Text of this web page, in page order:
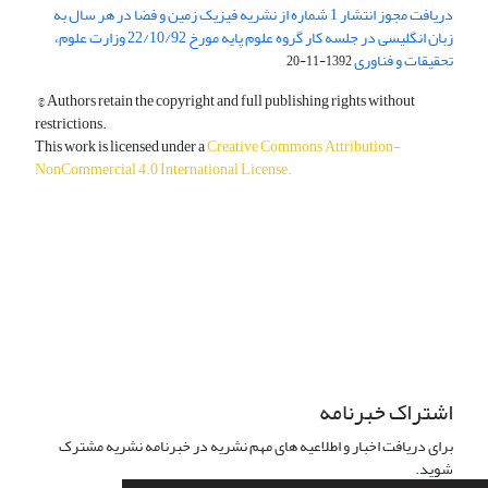
دریافت مجوز انتشار 1 شماره از نشریه فیزیک زمین و فضا در هر سال به
زبان انگلیسی در جلسه کار گروه علوم پایه مورخ 22/10/92 وزارت علوم،
تحقیقات و فناوری1392-11-20
© Authors retain the copyright and full publishing rights without
restrictions.
This work is licensed under aCreative Commons Attribution-
NonCommercial 4.0 International License.
اشتراک خبرنامه
برای دریافت اخبار و اطلاعیه های مهم نشریه در خبرنامه نشریه مشترک
شوید.